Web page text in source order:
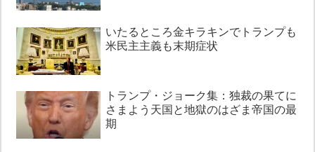
いたるところ金キラキンでトランプも
米民主主義も末期症状
トランプ・ジョーク集：独裁の果てに
さまよう天国と地獄のはざま帝国の最
期